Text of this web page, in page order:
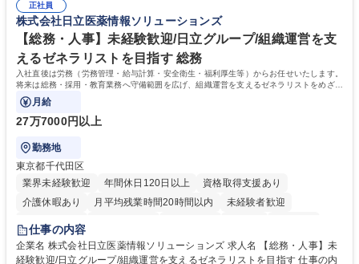
万～・残業10H◆食品原料・健康食品の商社
演算ができる方 ・業務ルールや指示を理解し、行動できる方 学歴・資格
学歴：大学院 大学 短大 語学力： 資格：
正社員
株式会社日立医薬情報ソリューションズ
【総務・人事】未経験歓迎/日立グループ/組織運営を支
えるゼネラリストを目指す 総務
入社直後は労務（労務管理・給与計算・安全衛生・福利厚生等）からお任せいたします。
将来は総務・採用・教育業務へ守備範囲を広げ、組織運営を支えるゼネラリストをめざせ
ます。
月給
27万7000円以上
勤務地
東京都千代田区
業界未経験歓迎
年間休日120日以上
資格取得支援あり
介護休暇あり
月平均残業時間20時間以内
未経験者歓迎
住宅手当あり
育休あり
完全週休2日制 交通費支給 土日祝休み 寮・社宅あり
仕事の内容
企業名 株式会社日立医薬情報ソリューションズ 求人名 【総務・人事】未
経験歓迎/日立グループ/組織運営を支えるゼネラリストを目指す 仕事の内